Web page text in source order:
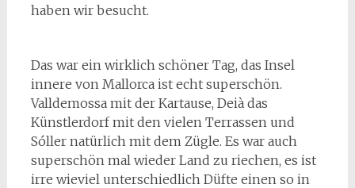
haben wir besucht.
Das war ein wirklich schöner Tag, das Insel
innere von Mallorca ist echt superschön.
Valldemossa mit der Kartause, Deià das
Künstlerdorf mit den vielen Terrassen und
Sóller natürlich mit dem Zügle. Es war auch
superschön mal wieder Land zu riechen, es ist
irre wieviel unterschiedlich Düfte einen so in